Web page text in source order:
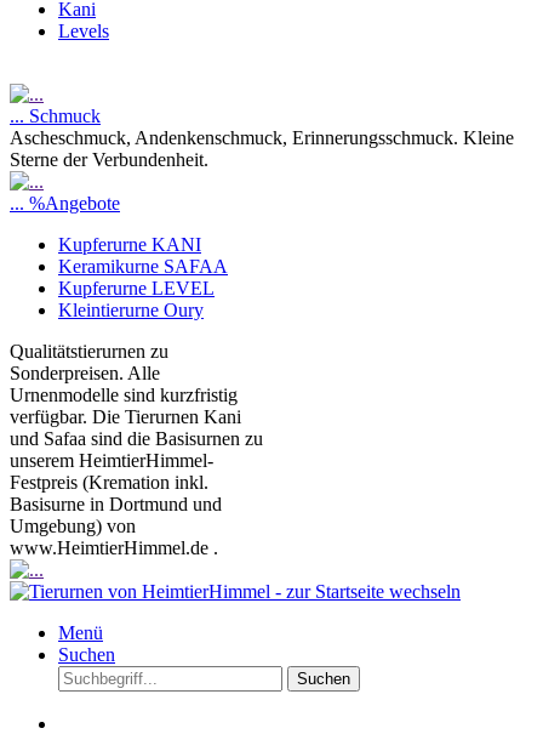
Kani
Levels
... Schmuck
Ascheschmuck, Andenkenschmuck, Erinnerungsschmuck. Kleine
Sterne der Verbundenheit.
... %Angebote
Kupferurne KANI
Keramikurne SAFAA
Kupferurne LEVEL
Kleintierurne Oury
Qualitätstierurnen zu
Sonderpreisen. Alle
Urnenmodelle sind kurzfristig
verfügbar. Die Tierurnen Kani
und Safaa sind die Basisurnen zu
unserem HeimtierHimmel-
Festpreis (Kremation inkl.
Basisurne in Dortmund und
Umgebung) von
www.HeimtierHimmel.de .
Menü
Suchen
Suchen